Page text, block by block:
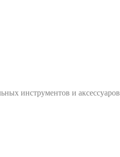
инструментов и аксессуаров